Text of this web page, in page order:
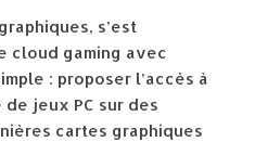
s’est
cloud gaming avec
: proposer l’accès à
jeux PC sur des
cartes graphiques